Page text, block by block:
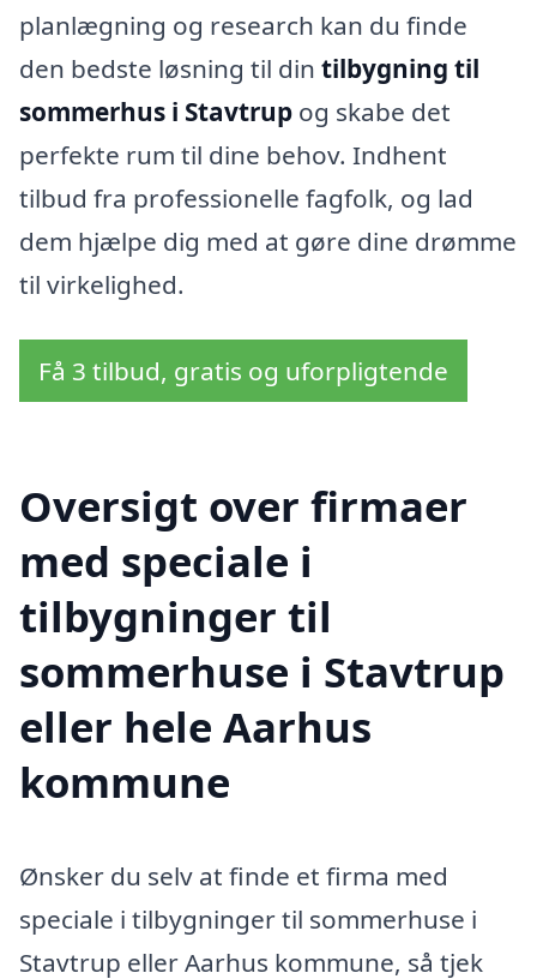
planlægning og research kan du finde
den bedste løsning til din tilbygning til
sommerhus i Stavtrup og skabe det
perfekte rum til dine behov. Indhent
tilbud fra professionelle fagfolk, og lad
dem hjælpe dig med at gøre dine drømme
til virkelighed.
Få 3 tilbud, gratis og uforpligtende
Oversigt over firmaer
med speciale i
tilbygninger til
sommerhuse i Stavtrup
eller hele Aarhus
kommune
Ønsker du selv at finde et firma med
speciale i tilbygninger til sommerhuse i
Stavtrup eller Aarhus kommune, så tjek